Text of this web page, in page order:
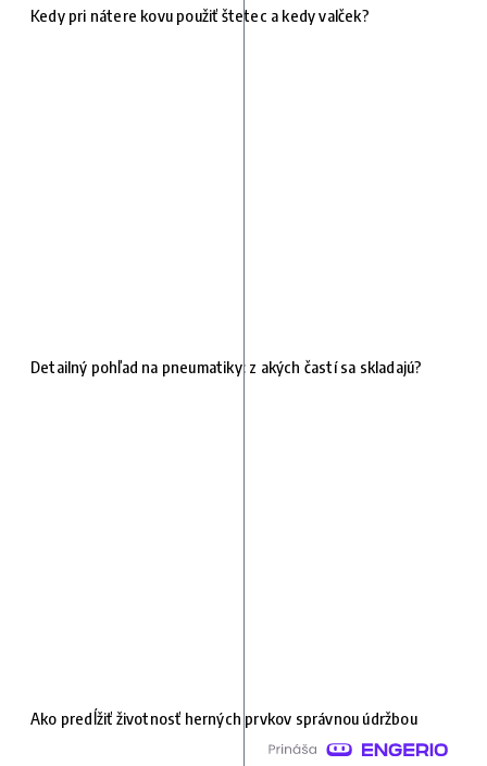
Kedy pri nátere kovu použiť štetec a kedy valček?
Detailný pohľad na pneumatiky: z akých častí sa skladajú?
Ako predĺžiť životnosť herných prvkov správnou údržbou